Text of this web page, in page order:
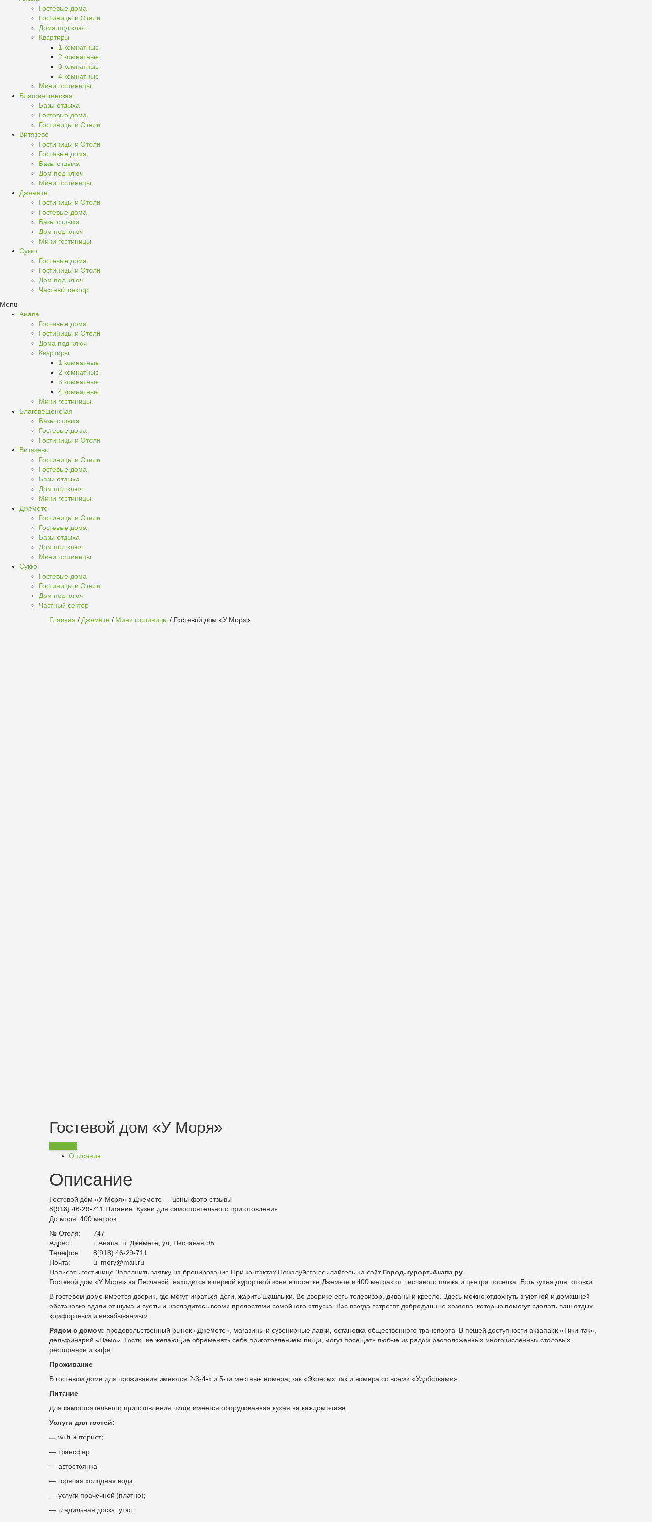
Гостевые дома
Гостиницы и Отели
Дома под ключ
Квартиры
1 комнатные
2 комнатные
3 комнатные
4 комнатные
Мини гостиницы
Благовещенская
Базы отдыха
Гостевые дома
Гостиницы и Отели
Витязево
Гостиницы и Отели
Гостевые дома
Базы отдыха
Дом под ключ
Мини гостиницы
Джемете
Гостиницы и Отели
Гостевые дома
Базы отдыха
Дом под ключ
Мини гостиницы
Сукко
Гостевые дома
Гостиницы и Отели
Дом под ключ
Частный сектор
Menu
Анапа
Гостевые дома
Гостиницы и Отели
Дома под ключ
Квартиры
1 комнатные
2 комнатные
3 комнатные
4 комнатные
Мини гостиницы
Благовещенская
Базы отдыха
Гостевые дома
Гостиницы и Отели
Витязево
Гостиницы и Отели
Гостевые дома
Базы отдыха
Дом под ключ
Мини гостиницы
Джемете
Гостиницы и Отели
Гостевые дома
Базы отдыха
Дом под ключ
Мини гостиницы
Сукко
Гостевые дома
Гостиницы и Отели
Дом под ключ
Частный сектор
Главная / Джемете / Мини гостиницы / Гостевой дом «У Моря»
Гостевой дом «У Моря»
Описание
Описание
Гостевой дом «У Моря» в Джемете — цены фото отзывы
8(918) 46-29-711 Питание: Кухни для самостоятельного приготовления.
До моря: 400 метров.
№ Отеля:
747
Адрес:
г. Анапа. п. Джемете, ул, Песчаная 9Б.
Телефон:
8(918) 46-29-711
Почта:
u_mory@mail.ru
Написать гостинице Заполнить заявку на бронирование При контактах Пожалуйста ссылайтесь на сайт Город-курорт-Анапа.ру
Гостевой дом «У Моря» на Песчаной, находится в первой курортной зоне в поселке Джемете в 400 метрах от песчаного пляжа и центра поселка. Есть кухня для готовки.
В гостевом доме имеется дворик, где могут играться дети, жарить шашлыки. Во дворике есть телевизор, диваны и кресло. Здесь можно отдохнуть в уютной и домашней
обстановке вдали от шума и суеты и насладитесь всеми прелестями семейного отпуска. Вас всегда встретят добродушные хозяева, которые помогут сделать ваш отдых
комфортным и незабываемым.
Рядом с домом: продовольственный рынок «Джемете», магазины и сувенирные лавки, остановка общественного транспорта. В пешей доступности аквапарк «Тики-так»,
дельфинарий «Нэмо». Гости, не желающие обременять себя приготовлением пищи, могут посещать любые из рядом расположенных многочисленных столовых,
ресторанов и кафе.
Проживание
В гостевом доме для проживания имеются 2-3-4-х и 5-ти местные номера, как «Эконом» так и номера со всеми «Удобствами».
Питание
Для самостоятельного приготовления пищи имеется оборудованная кухня на каждом этаже.
Услуги для гостей:
— wi-fi интернет;
— трансфер;
— автостоянка;
— горячая холодная вода;
— услуги прачечной (платно);
— гладильная доска. утюг;